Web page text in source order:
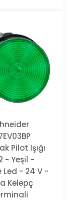
Pilot Işığı
- Yeşil -
Led - 24 V -
Kelepç